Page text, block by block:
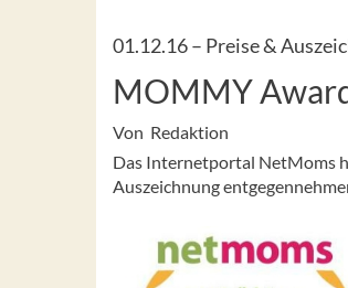
01.12.16 – Preise &
MOMMY
Von Redaktion
Das Internetportal NetMoms
Auszeichnung